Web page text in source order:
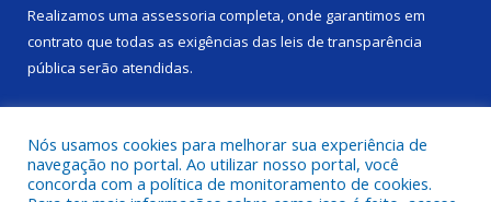
Realizamos uma assessoria completa, onde garantimos em
contrato que todas as exigências das leis de transparência
pública serão atendidas.
Nós usamos cookies para melhorar sua experiência de
navegação no portal. Ao utilizar nosso portal, você
concorda com a política de monitoramento de cookies.